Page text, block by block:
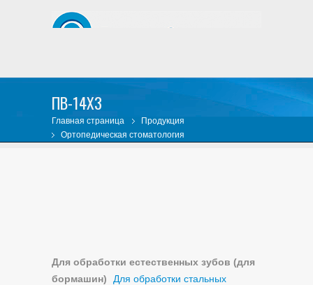
ПВ-14Х3
Главная страница
Продукция
Ортопедическая стоматология
Для обработки естественных зубов (для
бормашин)
Для обработки стальных